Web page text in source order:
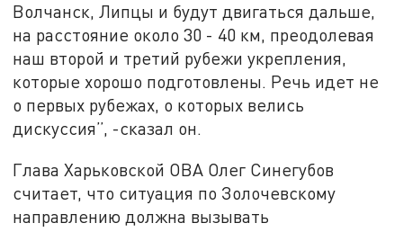
Волчанск, Липцы и будут двигаться дальше,
на расстояние около 30 - 40 км, преодолевая
наш второй и третий рубежи укрепления,
которые хорошо подготовлены. Речь идет не
о первых рубежах, о которых велись
дискуссия”, -сказал он.
Глава Харьковской ОВА Олег Синегубов
считает, что ситуация по Золочевскому
направлению должна вызывать